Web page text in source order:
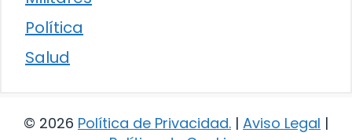
Política
Salud
© 2026 Política de Privacidad. | Aviso Legal |